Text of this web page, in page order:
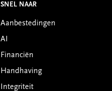
Footer
SNEL NAAR
Aanbestedingen
AI
Financiën
Handhaving
Integriteit